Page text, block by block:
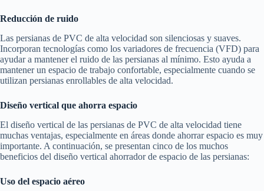
Reducción de ruido
Las persianas de PVC de alta velocidad son silenciosas y suaves.
Incorporan tecnologías como los variadores de frecuencia (VFD) para
ayudar a mantener el ruido de las persianas al mínimo. Esto ayuda a
mantener un espacio de trabajo confortable, especialmente cuando se
utilizan persianas enrollables de alta velocidad.
Diseño vertical que ahorra espacio
El diseño vertical de las persianas de PVC de alta velocidad tiene
muchas ventajas, especialmente en áreas donde ahorrar espacio es muy
importante. A continuación, se presentan cinco de los muchos
beneficios del diseño vertical ahorrador de espacio de las persianas:
Uso del espacio aéreo